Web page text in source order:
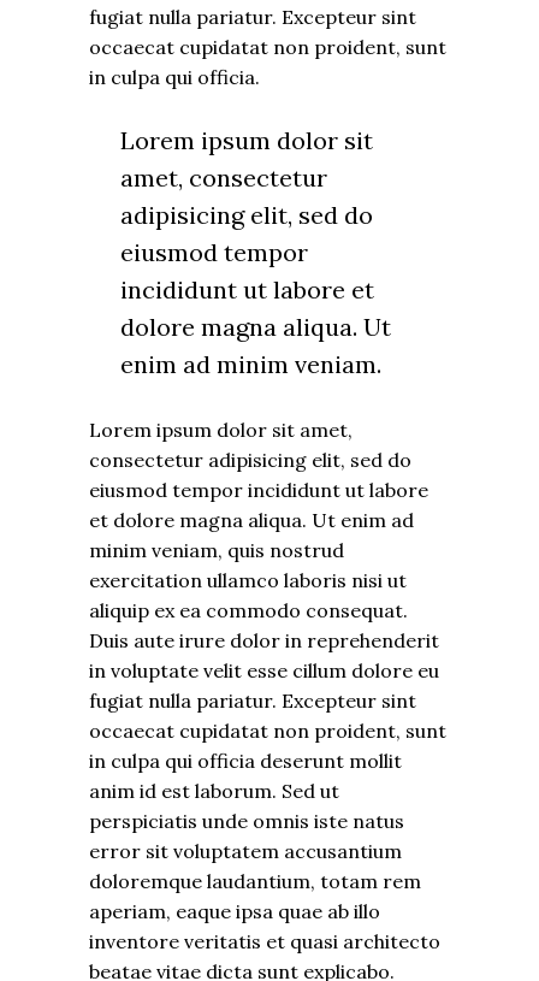
fugiat nulla pariatur. Excepteur sint
occaecat cupidatat non proident, sunt
in culpa qui officia.
Lorem ipsum dolor sit
amet, consectetur
adipisicing elit, sed do
eiusmod tempor
incididunt ut labore et
dolore magna aliqua. Ut
enim ad minim veniam.
Lorem ipsum dolor sit amet,
consectetur adipisicing elit, sed do
eiusmod tempor incididunt ut labore
et dolore magna aliqua. Ut enim ad
minim veniam, quis nostrud
exercitation ullamco laboris nisi ut
aliquip ex ea commodo consequat.
Duis aute irure dolor in reprehenderit
in voluptate velit esse cillum dolore eu
fugiat nulla pariatur. Excepteur sint
occaecat cupidatat non proident, sunt
in culpa qui officia deserunt mollit
anim id est laborum. Sed ut
perspiciatis unde omnis iste natus
error sit voluptatem accusantium
doloremque laudantium, totam rem
aperiam, eaque ipsa quae ab illo
inventore veritatis et quasi architecto
beatae vitae dicta sunt explicabo.